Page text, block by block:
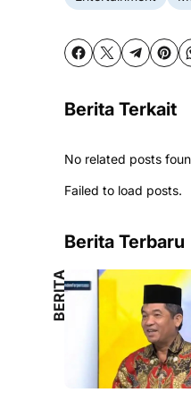
Berita Terkait
No related posts
Failed to load posts.
Berita Terbaru
B
E
R
I
T
A
L
O
K
AL